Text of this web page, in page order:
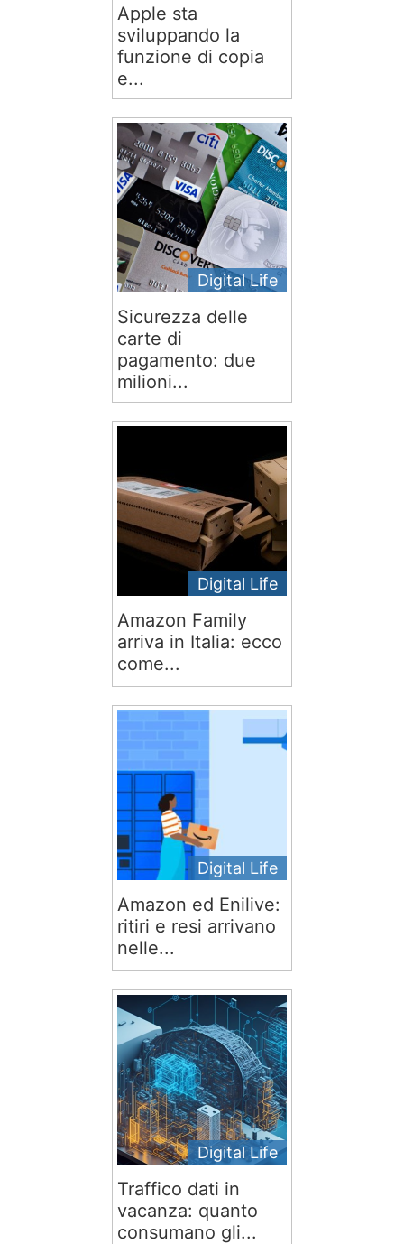
Apple sta
sviluppando la
funzione di copia
e...
Digital Life
Sicurezza delle
carte di
pagamento: due
milioni...
Digital Life
Amazon Family
arriva in Italia: ecco
come...
Digital Life
Amazon ed Enilive:
ritiri e resi arrivano
nelle...
Digital Life
Traffico dati in
vacanza: quanto
consumano gli...